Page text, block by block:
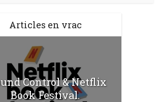
Articles en vrac
Control & Netflix
Book Festival.